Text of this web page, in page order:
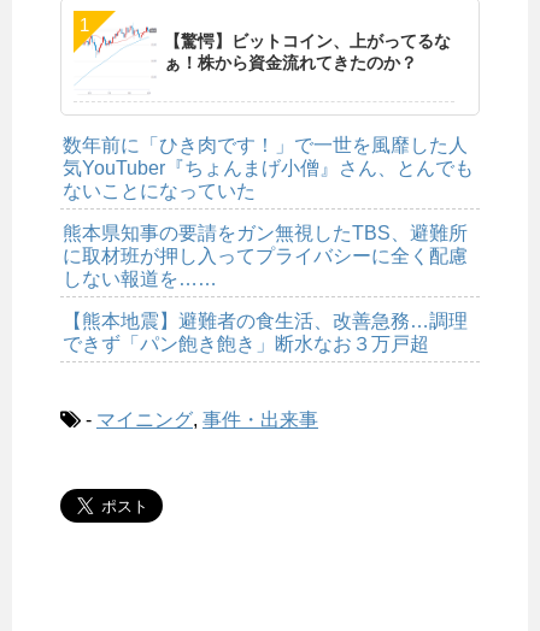
【驚愕】ビットコイン、上がってるな
ぁ！株から資金流れてきたのか？
数年前に「ひき肉です！」で一世を風靡した人
気YouTuber『ちょんまげ小僧』さん、とんでも
ないことになっていた
熊本県知事の要請をガン無視したTBS、避難所
に取材班が押し入ってプライバシーに全く配慮
しない報道を……
【熊本地震】避難者の食生活、改善急務…調理
できず「パン飽き飽き」断水なお３万戸超
- マイニング, 事件・出来事